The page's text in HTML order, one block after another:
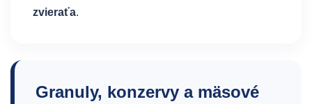
zvieraťa.
Granuly, konzervy a mäsové